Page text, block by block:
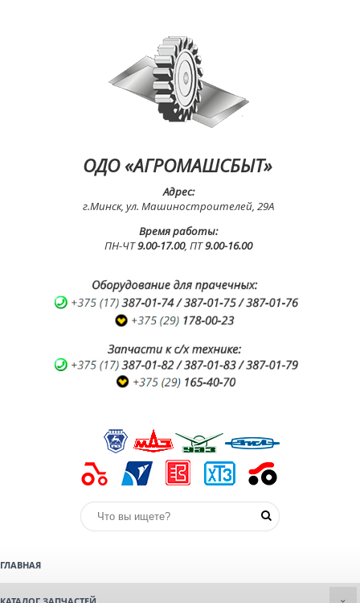
ОДО «АГРОМАШСБЫТ»
Адрес:
г.Минск, ул. Машиностроителей, 29А
Время работы:
ПН-ЧТ9.00-17.00, ПТ9.00-16.00
ГЛАВНАЯ